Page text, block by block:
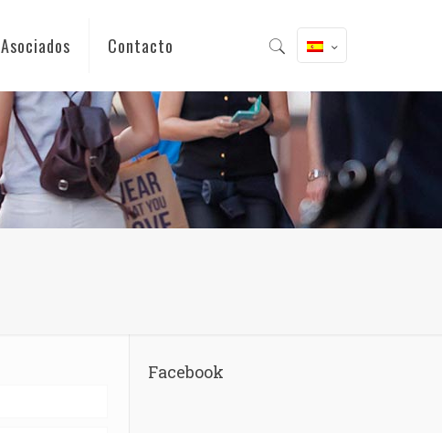
Asociados Contacto
Facebook